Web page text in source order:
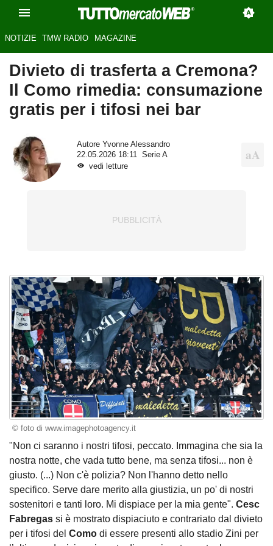
NOTIZIE TMW RADIO MAGAZINE
Divieto di trasferta a Cremona?
Il Como rimedia: consumazione
gratis per i tifosi nei bar
Autore Yvonne Alessandro
22.05.2026 18:11
Serie A
vedi letture
© foto di www.imagephotoagency.it
"Non ci saranno i nostri tifosi, peccato. Immagina che sia la
nostra notte, che vada tutto bene, ma senza tifosi... non è
giusto. (...) Non c'è polizia? Non l'hanno detto nello
specifico. Serve dare merito alla giustizia, un po' di nostri
sostenitori e tanti loro. Mi dispiace per la mia gente". Cesc
Fabregas si è mostrato dispiaciuto e contrariato dal divieto
per i tifosi del Como di essere presenti allo stadio Zini per